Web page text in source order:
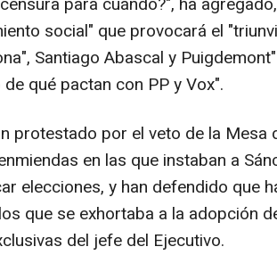
social" que provocará el
Santiago Abascal y
qué pactan con PP y Vox".
protestado por el veto de la Mesa
en las que instaban a
elecciones, y han defendido que
que se exhortaba a la adopción
del jefe del Ejecutivo.